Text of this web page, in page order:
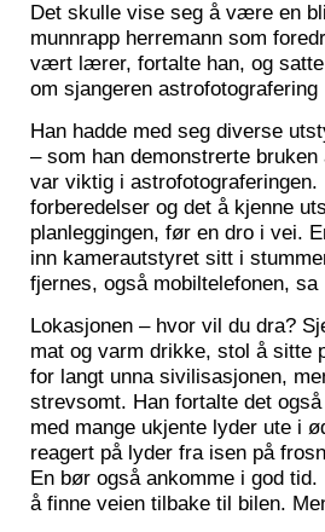
Det skulle vise seg å være en
munnrapp herremann som
vært lærer, fortalte han, og
om sjangeren astrofotografering
Han hadde med seg diverse
– som han demonstrerte
var viktig i
forberedelser og det å kjenne
planleggingen, før en dro i vei.
inn kamerautstyret sitt i
fjernes, også mobiltelefonen, sa
Lokasjonen – hvor vil du dra?
mat og varm drikke, stol å
for langt unna sivilisasjonen,
strevsomt. Han fortalte det
med mange ukjente lyder ute i
reagert på lyder fra isen på
En bør også ankomme i god
å finne veien tilbake til bilen.